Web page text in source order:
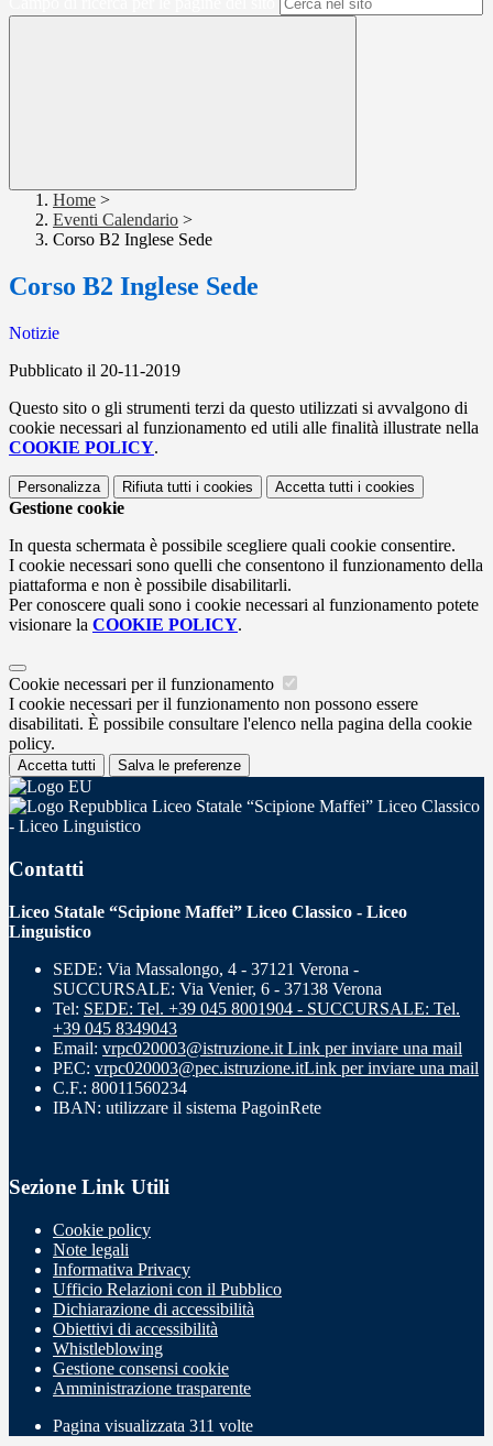
Home >
Eventi Calendario >
Corso B2 Inglese Sede
Corso B2 Inglese Sede
Notizie
Pubblicato il 20-11-2019
Questo sito o gli strumenti terzi da questo utilizzati si avvalgono di
cookie necessari al funzionamento ed utili alle finalità illustrate nella
COOKIE POLICY.
Personalizza Rifiuta tutti i cookies Accetta tutti i cookies
Gestione cookie
In questa schermata è possibile scegliere quali cookie consentire.
I cookie necessari sono quelli che consentono il funzionamento della
piattaforma e non è possibile disabilitarli.
Per conoscere quali sono i cookie necessari al funzionamento potete
visionare la COOKIE POLICY.
Cookie necessari per il funzionamento
I cookie necessari per il funzionamento non possono essere
disabilitati. È possibile consultare l'elenco nella pagina della cookie
policy.
Accetta tutti Salva le preferenze
Liceo Statale “Scipione Maffei” Liceo Classico
- Liceo Linguistico
Contatti
Liceo Statale “Scipione Maffei” Liceo Classico - Liceo
Linguistico
SEDE: Via Massalongo, 4 - 37121 Verona -
SUCCURSALE: Via Venier, 6 - 37138 Verona
Tel: SEDE: Tel. +39 045 8001904 - SUCCURSALE: Tel.
+39 045 8349043
Email: vrpc020003@istruzione.it Link per inviare una mail
PEC: vrpc020003@pec.istruzione.itLink per inviare una mail
C.F.: 80011560234
IBAN: utilizzare il sistema PagoinRete
Sezione Link Utili
Cookie policy
Note legali
Informativa Privacy
Ufficio Relazioni con il Pubblico
Dichiarazione di accessibilità
Obiettivi di accessibilità
Whistleblowing
Gestione consensi cookie
Amministrazione trasparente
Pagina visualizzata 311 volte